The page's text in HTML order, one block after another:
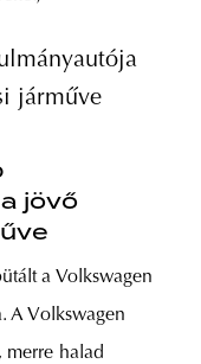
jövő
a Volkswagen
A Volkswagen
merre halad